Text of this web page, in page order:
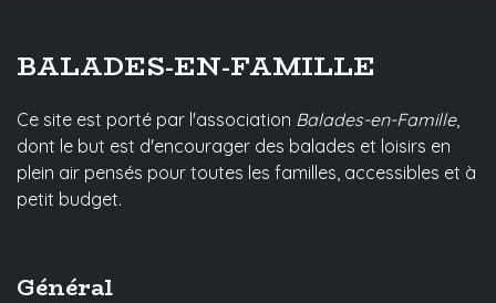
BALADES-EN-FAMILLE
Ce site est porté par l'association Balades-en-Famille,
dont le but est d'encourager des balades et loisirs en
plein air pensés pour toutes les familles, accessibles et à
petit budget.
Général